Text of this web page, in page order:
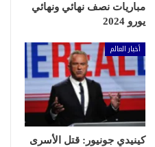
مباريات نصف نهائي ونهائي
يورو 2024
أخبار العالم
كينيدي جونيور: قتل الأسرى